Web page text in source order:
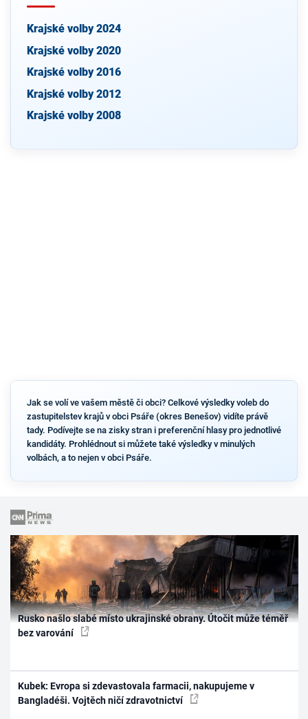
Krajské volby 2024
Krajské volby 2020
Krajské volby 2016
Krajské volby 2012
Krajské volby 2008
Jak se volí ve vašem městě či obci? Celkové výsledky voleb do
zastupitelstev krajů v obci Psáře (okres Benešov) vidíte právě
tady. Podívejte se na zisky stran i preferenční hlasy pro jednotlivé
kandidáty. Prohlédnout si můžete také výsledky v minulých
volbách, a to nejen v obci Psáře.
Rusko našlo slabé místo ukrajinské obrany. Útočit může téměř
bez varování
Kubek: Evropa si zdevastovala farmacii, nakupujeme v
Bangladéši. Vojtěch ničí zdravotnictví